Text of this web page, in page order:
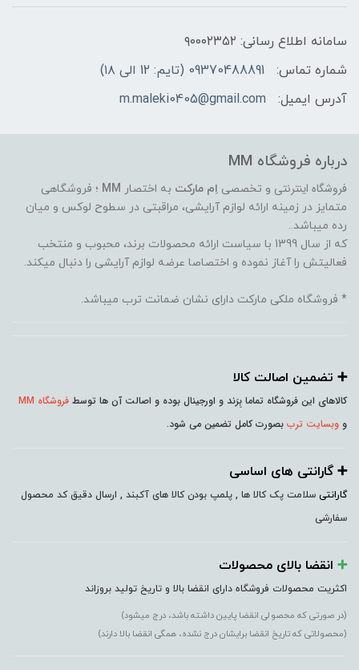
سامانه اطلاع رسانی: ۹۰۰۰۲۳۵۲
شماره تماس:
09370488891 (تایم: 12 الی ۱۸)
آدرس ایمیل:
m.maleki0405@gmail.com
درباره فروشگاه MM
فروشگاه اینترنتی و تخصصی اِم مارکت به اختصار MM ؛ فروشگاهی
متمایز در زمینه ارائه لوازم آرایشی، مراقبتی در سطوح لوکس و میان
رده میباشد..
که از سال 1399 با سیاست ارائه محصولات برند، محبوب و منتخب
فعالیتش را آغاز نموده و اختصاصا عرضه لوازم آرایشی را دنبال میکند.
* فروشگاه ملکی مارکت دارای نشان ضمانت ترب میباشد.
➕️ تضمین اصالت کالا
کالاهای این فروشگاه تماما بِرَند و اورجینال بوده و اصالت آن ها توسط فروشگاه MM
و وبسایت ترب بصورت کامل تضمین می شود.
➕️ گارانتی های اساسی
گارانتی سلامت پک کالا ها , پلمپ بودن کالا های آکبند , ارسال دقیق کد محصول
سفارشی
➕️ انقضا بالای محصولات
اکثریت محصولات فروشگاه دارای انقضا بالا و تاریخ تولید بروزاند
(در صورتی که محصولی انقضا پایین داشته باشد، درج میشود)
(محصولاتی که تاریخ انقضا برایشان درج نشده، همگی انقضا بالا دارند)